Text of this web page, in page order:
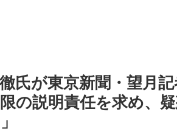
氏が東京新聞・望月
の説明責任を求め、